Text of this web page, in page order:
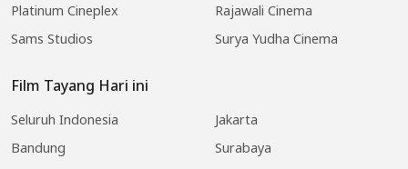
Platinum Cineplex
Rajawali Cinema
Sams Studios
Surya Yudha Cinema
Film Tayang Hari ini
Seluruh Indonesia
Jakarta
Bandung
Surabaya